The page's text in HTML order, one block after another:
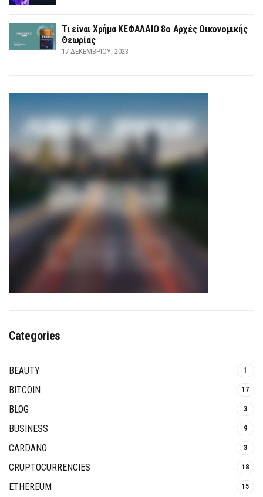
Τι είναι Χρήμα ΚΕΦΑΛΑΙΟ 8ο Αρχές Οικονομικής
Θεωρίας
17 ΔΕΚΕΜΒΡΊΟΥ, 2023
Categories
BEAUTY 1
BITCOIN 17
BLOG 3
BUSINESS 9
CARDANO 3
CRUPTOCURRENCIES 18
ETHEREUM 15